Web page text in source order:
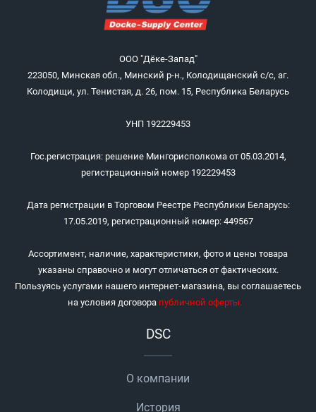
ООО "Дёке-Запад"
223050, Минская обл., Минский р-н., Колодищанский с/с, аг.
Колодищи, ул. Тенистая, д. 26, пом. 15, Республика Беларусь
УНП 192229453
Гос.регистрация: решение Мингорисполкома от 05.03.2014,
регистрационный номер 192229453
Дата регистрации в Торговом Реестре Республики Беларусь:
17.05.2019, регистрационный номер: 449567
Ассортимент, наличие, характеристики, фото и цены товара
указаны справочно и могут отличаться от фактических.
Пользуясь услугами нашего интернет-магазина, вы соглашаетесь
на условия договора публичной оферты.
DSC
О компании
История